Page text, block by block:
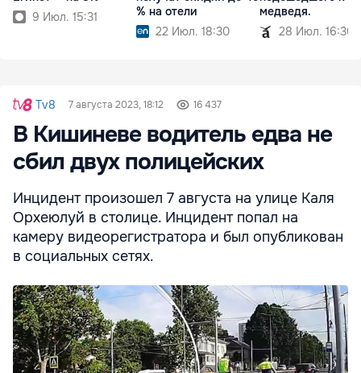
9 Июл. 15:31
% на отели
22 Июл. 18:30
медведя.
28 Июл. 16:30
Tv8 7 августа 2023, 18:12 16 437
В Кишиневе водитель едва не
сбил двух полицейских
Инцидент произошел 7 августа на улице Каля
Орхеюлуй в столице. Инцидент попал на
камеру видеорегистратора и был опубликован
в социальных сетях.